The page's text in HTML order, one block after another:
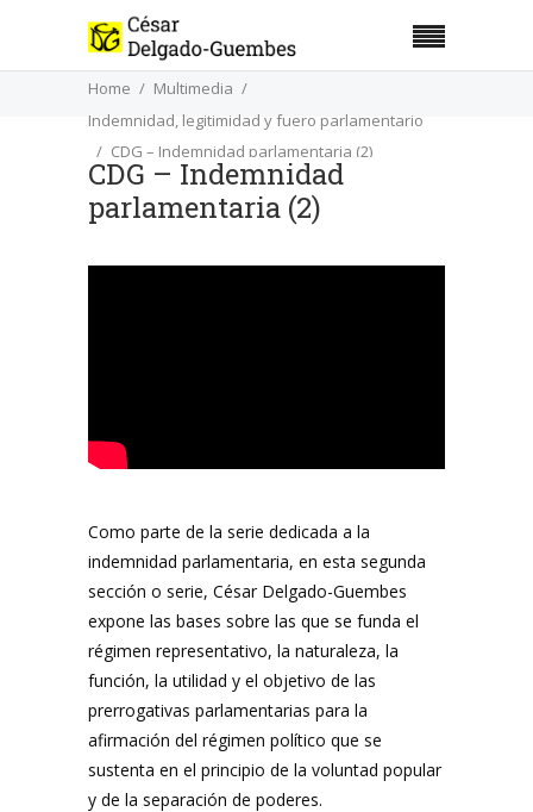
Home
Multimedia
Indemnidad, legitimidad y fuero parlamentario
CDG – Indemnidad parlamentaria (2)
CDG – Indemnidad
parlamentaria (2)
Como parte de la serie dedicada a la
indemnidad parlamentaria, en esta segunda
sección o serie, César Delgado-Guembes
expone las bases sobre las que se funda el
régimen representativo, la naturaleza, la
función, la utilidad y el objetivo de las
prerrogativas parlamentarias para la
afirmación del régimen político que se
sustenta en el principio de la voluntad popular
y de la separación de poderes.